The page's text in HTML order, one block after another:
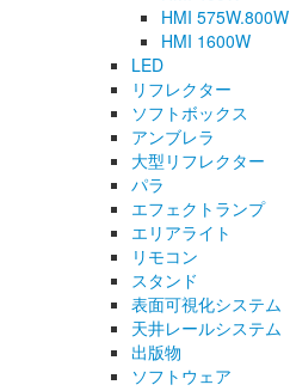
HMI 575W.800W
HMI 1600W
LED
リフレクター
ソフトボックス
アンブレラ
大型リフレクター
パラ
エフェクトランプ
エリアライト
リモコン
スタンド
表面可視化システム
天井レールシステム
出版物
ソフトウェア